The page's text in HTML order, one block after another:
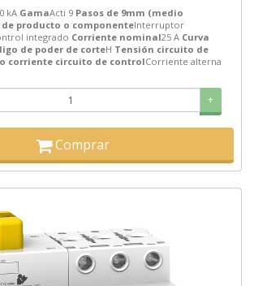
kA GamaActi 9 Pasos de 9mm (medio
de producto o componenteInterruptor
integrado Corriente nominal25 A Curva
de poder de corteH Tensión circuito de
corriente circuito de controlCorriente alterna
+
Comprar